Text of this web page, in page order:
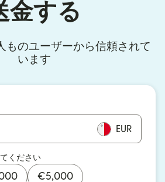
金する
ものユーザーから信頼されて
います
EUR
ください
€5,000